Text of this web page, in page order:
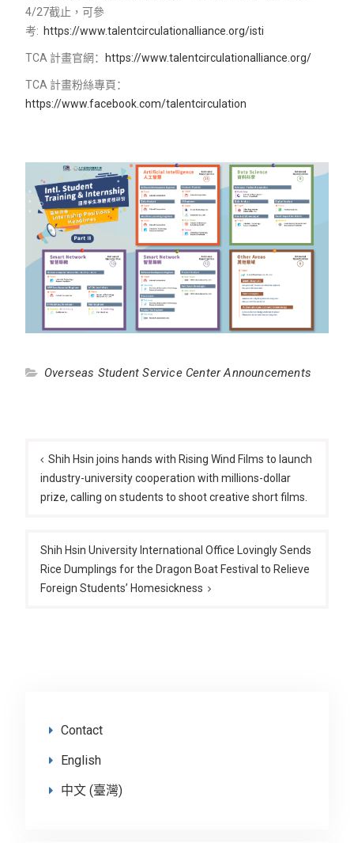
4/27截止，可參
考: https://www.talentcirculationalliance.org/isti
TCA 計畫官網： https://www.talentcirculationalliance.org/
TCA 計畫粉絲專頁：
https://www.facebook.com/talentcirculation
Overseas Student Service Center Announcements
navigation
Shih Hsin joins hands with Rising Wind Films to launch
industry-university cooperation with millions-dollar
prize, calling on students to shoot creative short films.
Shih Hsin University International Office Lovingly Sends
Rice Dumplings for the Dragon Boat Festival to Relieve
Foreign Students’ Homesickness
Contact
English
中文 (臺灣)